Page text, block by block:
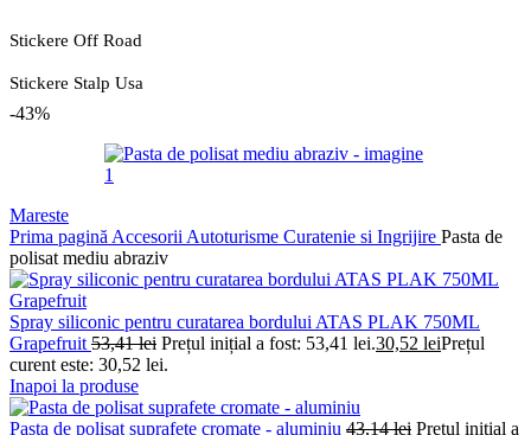
Stickere Off Road
Stickere Stalp Usa
-43%
Mareste
Prima pagină Accesorii Autoturisme Curatenie si Ingrijire Pasta de
polisat mediu abraziv
Spray siliconic pentru curatarea bordului ATAS PLAK 750ML
Grapefruit 53,41lei Prețul inițial a fost: 53,41 lei.30,52 leiPrețul
curent este: 30,52 lei.
Inapoi la produse
Pasta de polisat suprafete cromate - aluminiu 43,14lei Prețul inițial a